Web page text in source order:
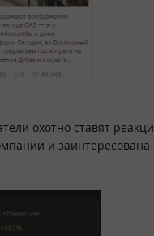
охотно ставят
и заинтересована